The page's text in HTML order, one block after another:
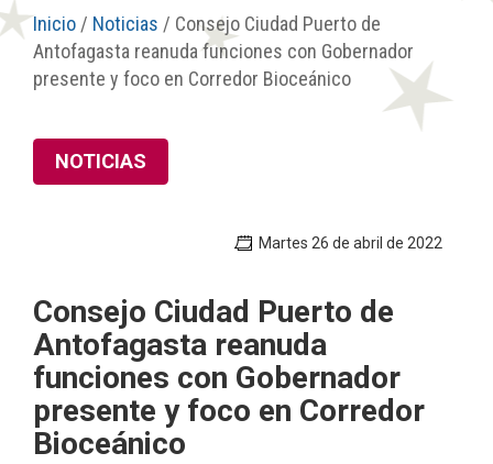
Inicio / Noticias / Consejo Ciudad Puerto de
Antofagasta reanuda funciones con Gobernador
presente y foco en Corredor Bioceánico
NOTICIAS
Martes 26 de abril de 2022
Consejo Ciudad Puerto de
Antofagasta reanuda
funciones con Gobernador
presente y foco en Corredor
Bioceánico